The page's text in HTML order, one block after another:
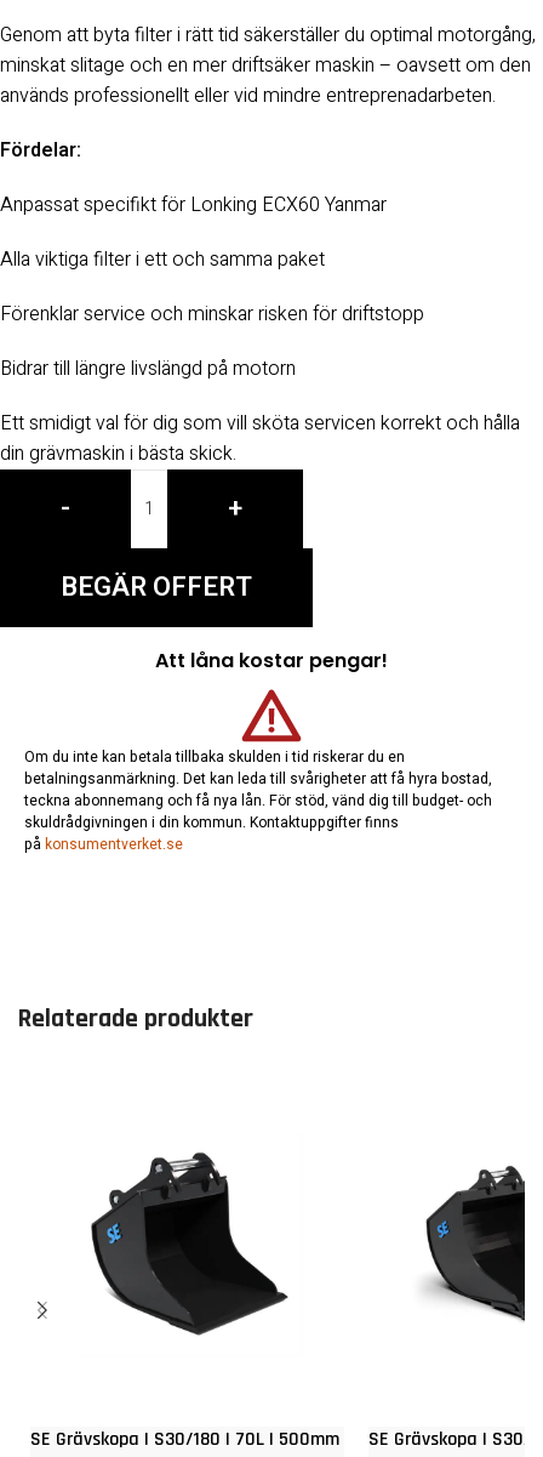
Genom att byta filter i rätt tid säkerställer du optimal motorgång,
minskat slitage och en mer driftsäker maskin – oavsett om den
används professionellt eller vid mindre entreprenadarbeten.
Fördelar:
Anpassat specifikt för Lonking ECX60 Yanmar
Alla viktiga filter i ett och samma paket
Förenklar service och minskar risken för driftstopp
Bidrar till längre livslängd på motorn
Ett smidigt val för dig som vill sköta servicen korrekt och hålla
din grävmaskin i bästa skick.
- +
BEGÄR OFFERT
Att låna kostar pengar!
Om du inte kan betala tillbaka skulden i tid riskerar du en
betalningsanmärkning. Det kan leda till svårigheter att få hyra bostad,
teckna abonnemang och få nya lån. För stöd, vänd dig till budget- och
skuldrådgivningen i din kommun. Kontaktuppgifter finns
på konsumentverket.se
Relaterade produkter
SE Grävskopa | S30/180 | 70L | 500mm
SE Grävskopa | S30/